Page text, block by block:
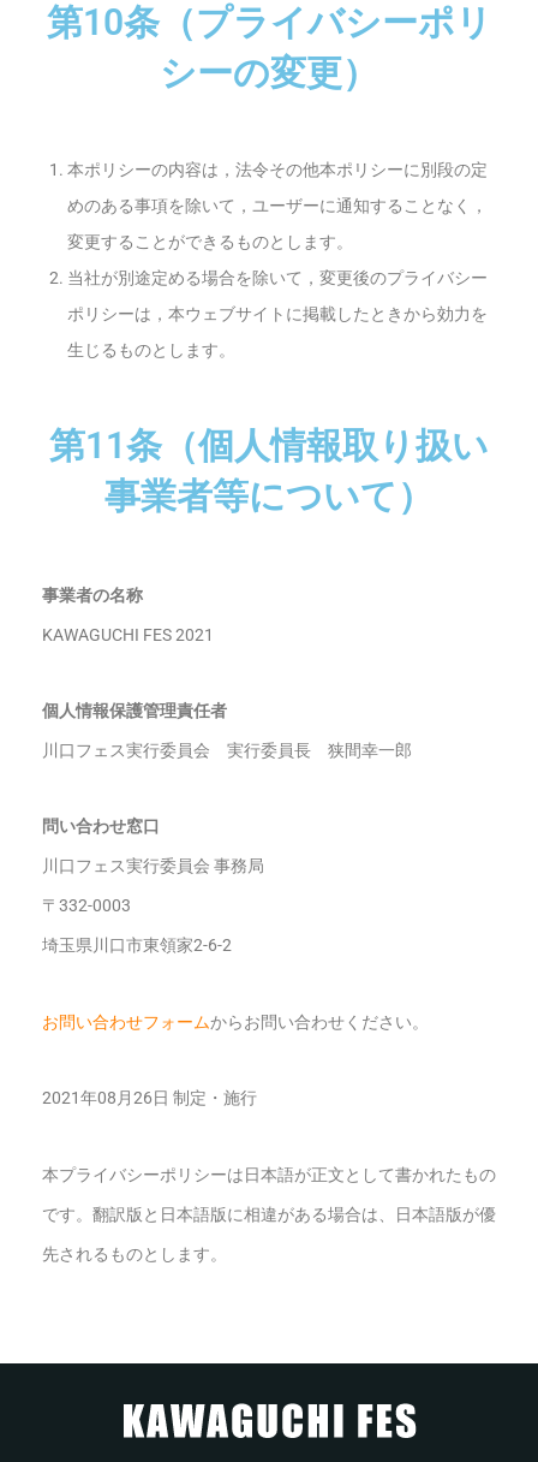
第10条（プライバシーポリ
シーの変更）
本ポリシーの内容は，法令その他本ポリシーに別段の定
めのある事項を除いて，ユーザーに通知することなく，
変更することができるものとします。
当社が別途定める場合を除いて，変更後のプライバシー
ポリシーは，本ウェブサイトに掲載したときから効力を
生じるものとします。
第11条（個人情報取り扱い
事業者等について）
事業者の名称
KAWAGUCHI FES 2021
個人情報保護管理責任者
川口フェス実行委員会 実行委員長 狭間幸一郎
問い合わせ窓口
川口フェス実行委員会 事務局
〒332-0003
埼玉県川口市東領家2-6-2
お問い合わせフォームからお問い合わせください。
2021年08月26日 制定・施行
本プライバシーポリシーは日本語が正文として書かれたもの
です。翻訳版と日本語版に相違がある場合は、日本語版が優
先されるものとします。